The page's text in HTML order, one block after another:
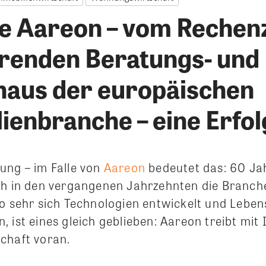
Aareon – vom
Beratungs- und
der europäischen
– eine
– im Falle von Aareon bedeutet das: 60
in den vergangenen Jahrzehnten die
sehr sich Technologien entwickelt und
ist eines gleich geblieben: Aareon treibt mit
voran.